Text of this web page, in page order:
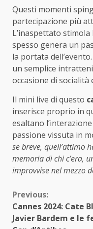
Questi momenti
partecipazione più
L’inaspettato stimola
spesso genera un
la portata
un semplice
occasione di socialità
Il mini live di questo
inserisce proprio in
esaltano
passione vissuta in
se breve, quell’attimo
memoria di chi c’era,
improvvise nel mezzo
Continue
Reading
Previous:
Cannes 2024: Cate
Javier Bardem e le